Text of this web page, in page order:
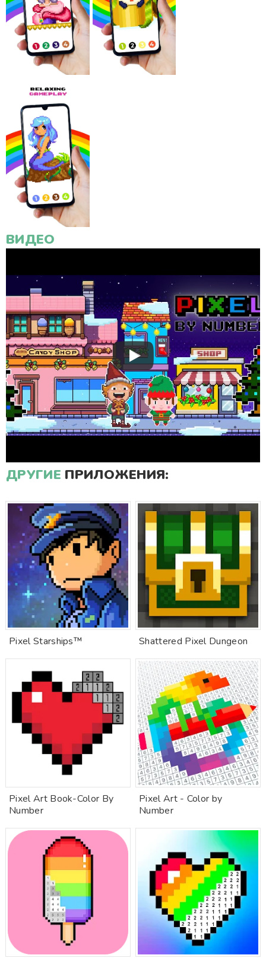
ВИДЕО
ДРУГИЕ ПРИЛОЖЕНИЯ:
Pixel Starships™ Shattered Pixel Dungeon
Pixel Art Book-Color By
Number
Pixel Art - Color by
Number